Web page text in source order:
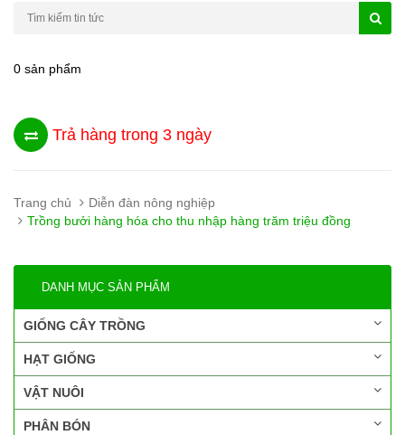
0 sản phẩm
Trả hàng trong 3 ngày
Trang chủ
Diễn đàn nông nghiệp
Trồng bưởi hàng hóa cho thu nhập hàng trăm triệu đồng
DANH MỤC SẢN PHẨM
GIỐNG CÂY TRỒNG
HẠT GIỐNG
VẬT NUÔI
PHÂN BÓN